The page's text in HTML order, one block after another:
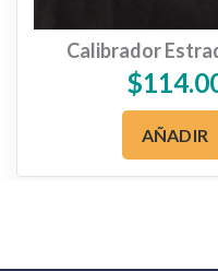
Calibrador
$
AÑADIR